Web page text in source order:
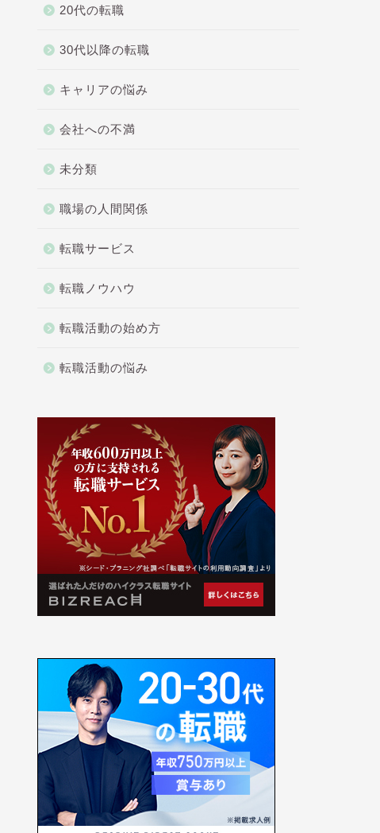
20代の転職
30代以降の転職
キャリアの悩み
会社への不満
未分類
職場の人間関係
転職サービス
転職ノウハウ
転職活動の始め方
転職活動の悩み